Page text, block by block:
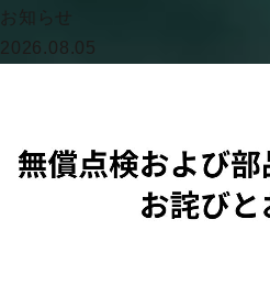
2026.08.05